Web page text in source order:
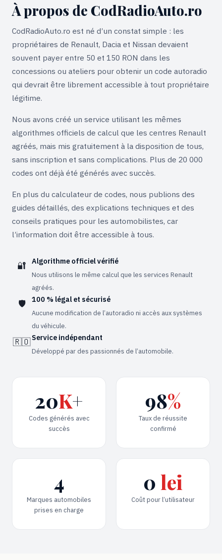
CÂT DE MULȚUMIT EȘTI?
SPUNE-NE EXPERIENȚA TA
/ 500 caractere (minim 20)
PRENUME
MODEL MAȘINĂ(opțional)
Trimite recenzia
Recenziile sunt moderate înainte de publicare. Nu stocăm date
personale sensibile.
À propos de CodRadioAuto.ro
CodRadioAuto.ro est né d’un constat simple : les
propriétaires de Renault, Dacia et Nissan devaient
souvent payer entre 50 et 150 RON dans les
concessions ou ateliers pour obtenir un code autoradio
qui devrait être librement accessible à tout propriétaire
légitime.
Nous avons créé un service utilisant les mêmes
algorithmes officiels de calcul que les centres Renault
agréés, mais mis gratuitement à la disposition de tous,
sans inscription et sans complications. Plus de 20 000
codes ont déjà été générés avec succès.
En plus du calculateur de codes, nous publions des
guides détaillés, des explications techniques et des
conseils pratiques pour les automobilistes, car
l’information doit être accessible à tous.
🔐 Algorithme officiel vérifié
Nous utilisons le même calcul que les services Renault
agréés.
🛡️ 100 % légal et sécurisé
Aucune modification de l’autoradio ni accès aux systèmes
du véhicule.
🇷🇴Service indépendant
Développé par des passionnés de l’automobile.
20K+
Codes générés avec
succès
98%
Taux de réussite
confirmé
4
Marques automobiles
prises en charge
0 lei
Coût pour l’utilisateur